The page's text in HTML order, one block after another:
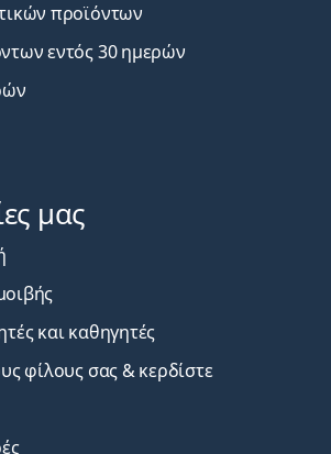
προϊόντων
εντός 30 ημερών
μας
και καθηγητές
φίλους σας & κερδίστε